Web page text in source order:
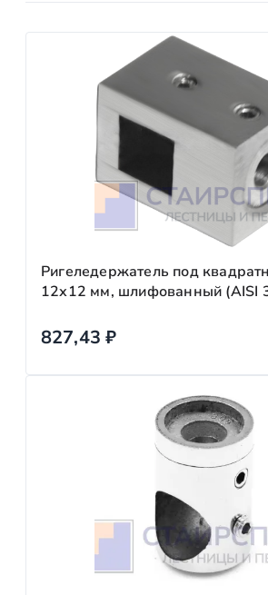
Ригеледержатель под
12х12 мм, шлифованный (AISI
827,43₽